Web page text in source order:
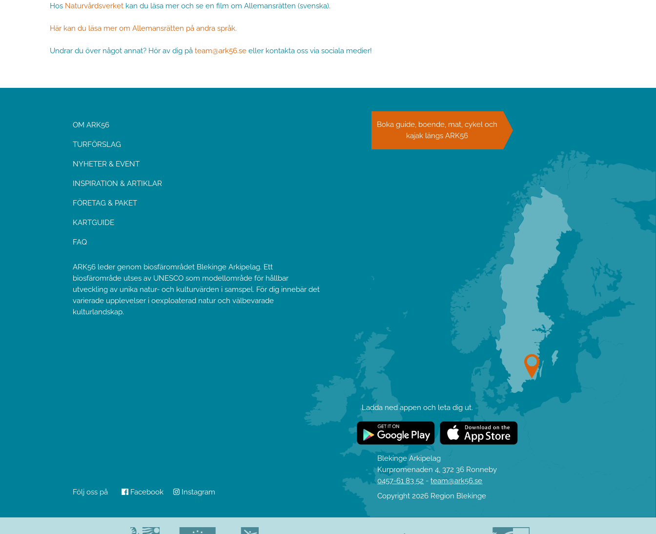
Hos Naturvårdsverket kan du läsa mer och se en film om Allemansrätten (svenska).
Här kan du läsa mer om Allemansrätten på andra språk.
Undrar du över något annat? Hör av dig på team@ark56.se eller kontakta oss via sociala medier!
OM ARK56
TURFÖRSLAG
NYHETER & EVENT
INSPIRATION & ARTIKLAR
FÖRETAG & PAKET
KARTGUIDE
FAQ
ARK56 leder genom biosfärområdet Blekinge Arkipelag. Ett
biosfärområde utses av UNESCO som modellområde för hållbar
utveckling av unika natur- och kulturvärden i samspel. För dig innebär det
varierade upplevelser i oexploaterad natur och välbevarade
kulturlandskap.
Följ oss på Facebook Instagram
Boka guide, boende, mat, cykel och
kajak längs ARK56
Ladda ned appen och leta dig ut.
Blekinge Arkipelag
Kurpromenaden 4, 372 36 Ronneby
0457-61 83 52 -team@ark56.se
Copyright 2026 Region Blekinge